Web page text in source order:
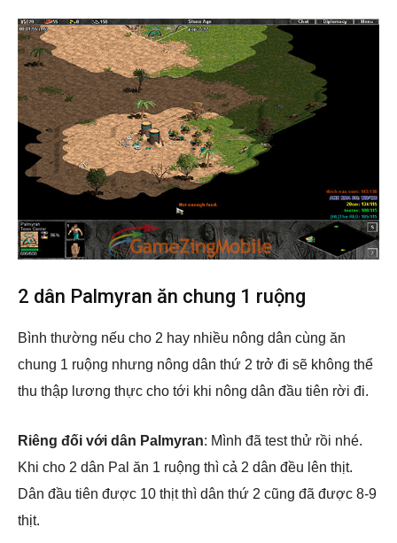
2 dân Palmyran ăn chung 1 ruộng
Bình thường nếu cho 2 hay nhiều nông dân cùng ăn
chung 1 ruộng nhưng nông dân thứ 2 trở đi sẽ không thể
thu thập lương thực cho tới khi nông dân đầu tiên rời đi.
Riêng đối với dân Palmyran: Mình đã test thử rồi nhé.
Khi cho 2 dân Pal ăn 1 ruộng thì cả 2 dân đều lên thịt.
Dân đầu tiên được 10 thịt thì dân thứ 2 cũng đã được 8-9
thịt.